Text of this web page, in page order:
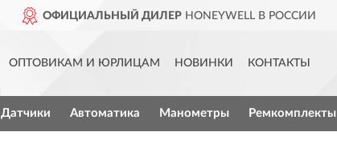
ОФИЦИАЛЬНЫЙ ДИЛЕРHONEYWELL В РОССИИ
ОПТОВИКАМ И ЮРЛИЦАМ НОВИНКИ КОНТАКТЫ
Датчики Автоматика Манометры Ремкомплекты